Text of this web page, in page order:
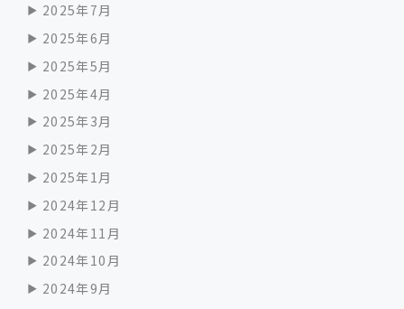
2025年7月
2025年6月
2025年5月
2025年4月
2025年3月
2025年2月
2025年1月
2024年12月
2024年11月
2024年10月
2024年9月